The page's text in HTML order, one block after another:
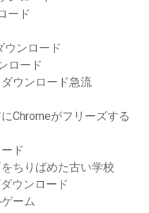
ード
ウンロード
ロード
ウンロード急流
Chromeがフリーズする
ド
ちりばめた古い学校
ウンロード
ーム